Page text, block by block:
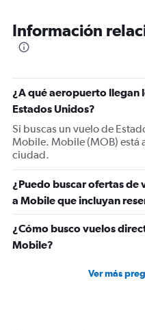
categories.
The
Y
axis
displaying
Number
of
flights.
0
to
60.
Información
¿A qué aeropuerto llegan
Estados Unidos?
Si buscas un vuelo de
Mobile. Mobile (MOB) está
ciudad.
¿Puedo buscar ofertas de
a Mobile que incluyan
¿Cómo busco vuelos
Mobile?
Ver más